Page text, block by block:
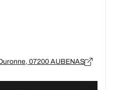
07200 AUBENAS